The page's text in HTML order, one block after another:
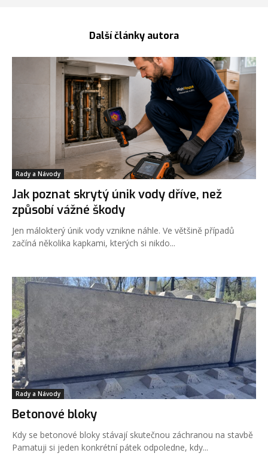
Další články autora
Rady a Návody
Jak poznat skrytý únik vody dříve, než
způsobí vážné škody
Jen málokterý únik vody vznikne náhle. Ve většině případů
začíná několika kapkami, kterých si nikdo...
Rady a Návody
Betonové bloky
Kdy se betonové bloky stávají skutečnou záchranou na stavbě
Pamatuji si jeden konkrétní pátek odpoledne, kdy...